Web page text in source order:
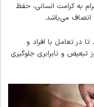
به کرامت انسانی، حفظ
می‌باشد.
در تعامل با افراد و
تبعیض و نابرابری جلوگیری